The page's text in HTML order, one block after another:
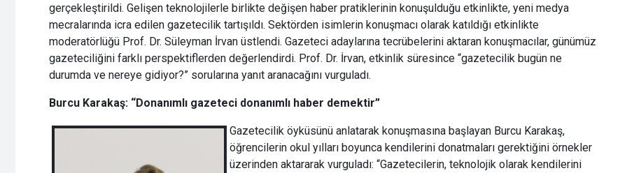
gerçekleştirildi. Gelişen teknolojilerle birlikte değişen haber pratiklerinin konuşulduğu etkinlikte, yeni medya
mecralarında icra edilen gazetecilik tartışıldı. Sektörden isimlerin konuşmacı olarak katıldığı etkinlikte
moderatörlüğü Prof. Dr. Süleyman İrvan üstlendi. Gazeteci adaylarına tecrübelerini aktaran konuşmacılar, günümüz
gazeteciliğini farklı perspektiflerden değerlendirdi. Prof. Dr. İrvan, etkinlik süresince “gazetecilik bugün ne
durumda ve nereye gidiyor?” sorularına yanıt aranacağını vurguladı.
Burcu Karakaş: “Donanımlı gazeteci donanımlı haber demektir”
Gazetecilik öyküsünü anlatarak konuşmasına başlayan Burcu Karakaş,
öğrencilerin okul yılları boyunca kendilerini donatmaları gerektiğini örnekler
üzerinden aktararak vurguladı: “Gazetecilerin, teknolojik olarak kendilerini